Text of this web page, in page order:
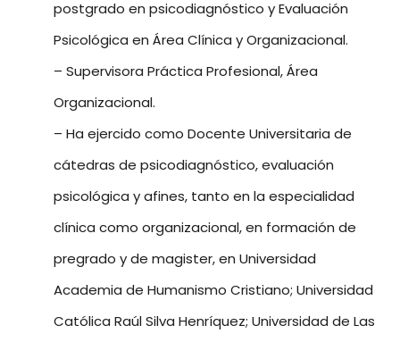
postgrado en psicodiagnóstico y Evaluación
Psicológica en Área Clínica y Organizacional.
– Supervisora Práctica Profesional, Área
Organizacional.
– Ha ejercido como Docente Universitaria de
cátedras de psicodiagnóstico, evaluación
psicológica y afines, tanto en la especialidad
clínica como organizacional, en formación de
pregrado y de magister, en Universidad
Academia de Humanismo Cristiano; Universidad
Católica Raúl Silva Henríquez; Universidad de Las